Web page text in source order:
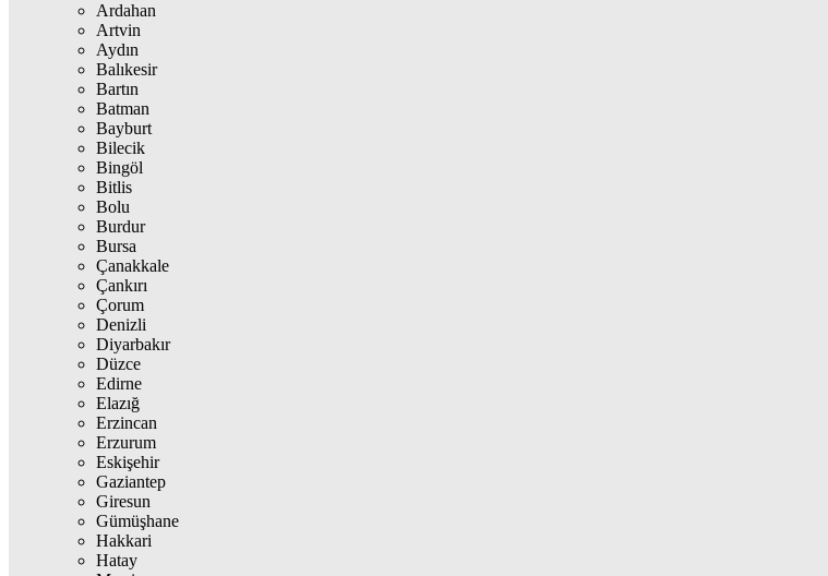
Ardahan
Artvin
Aydın
Balıkesir
Bartın
Batman
Bayburt
Bilecik
Bingöl
Bitlis
Bolu
Burdur
Bursa
Çanakkale
Çankırı
Çorum
Denizli
Diyarbakır
Düzce
Edirne
Elazığ
Erzincan
Erzurum
Eskişehir
Gaziantep
Giresun
Gümüşhane
Hakkari
Hatay